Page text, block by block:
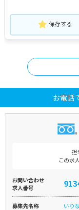
保存する
お電話
担
この求
お問い合わせ
求人番号
募集先名称 いり